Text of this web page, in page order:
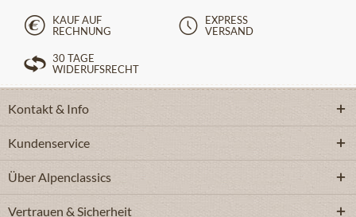
KAUF AUF
RECHNUNG
EXPRESS
VERSAND
30 TAGE
WIDERUFSRECHT
Kontakt & Info
Kundenservice
Über Alpenclassics
Vertrauen & Sicherheit